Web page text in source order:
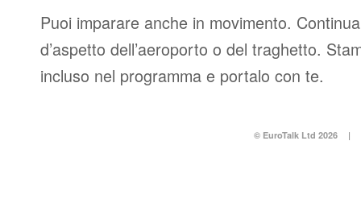
Puoi imparare anche in movimento.
d’aspetto dell’aeroporto o del traghetto.
incluso nel programma e portalo con te.
© EuroTalk Ltd 2026 |